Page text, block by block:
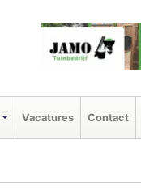
Vacatures Contact